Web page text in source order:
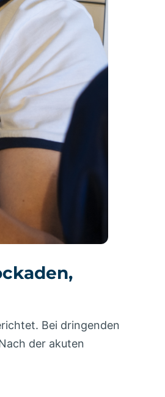
Bei dringenden
der akuten